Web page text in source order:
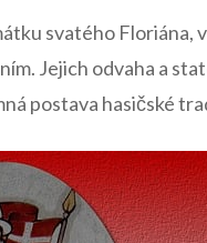
⁢svatého ⁢Floriána,
Jejich​ odvaha‍ a
postava hasičské